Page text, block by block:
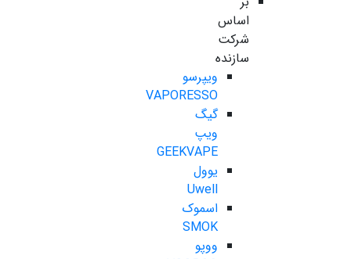
اساس
شرکت
سازنده
ویپرسو
VAPORESSO
گیگ
ویپ
GEEKVAPE
یوول
Uwell
اسموک
SMOK
ووپو